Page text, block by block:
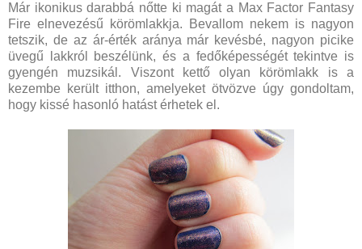
Már ikonikus darabbá nőtte ki magát a Max Factor Fantasy
Fire elnevezésű körömlakkja. Bevallom nekem is nagyon
tetszik, de az ár-érték aránya már kevésbé, nagyon picike
üvegű lakkról beszélünk, és a fedőképességét tekintve is
gyengén muzsikál. Viszont kettő olyan körömlakk is a
kezembe került itthon, amelyeket ötvözve úgy gondoltam,
hogy kissé hasonló hatást érhetek el.